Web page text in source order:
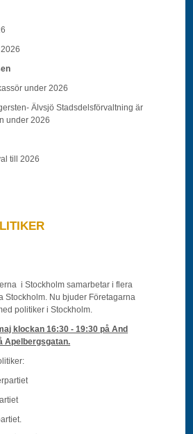
under 2026
Älvsjö Stadsdelsförvaltning är
under 2026
till 2026
i Stockholm samarbetar i flera
Stockholm. Nu bjuder Företagarna
politiker i Stockholm.
klockan 16:30 - 19:30 på And
Apelbergsgatan.